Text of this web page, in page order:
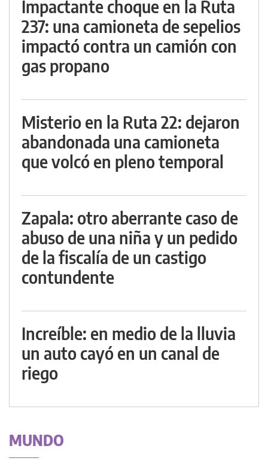
Impactante choque en la Ruta
237: una camioneta de sepelios
impactó contra un camión con
gas propano
Misterio en la Ruta 22: dejaron
abandonada una camioneta
que volcó en pleno temporal
Zapala: otro aberrante caso de
abuso de una niña y un pedido
de la fiscalía de un castigo
contundente
Increíble: en medio de la lluvia
un auto cayó en un canal de
riego
MUNDO